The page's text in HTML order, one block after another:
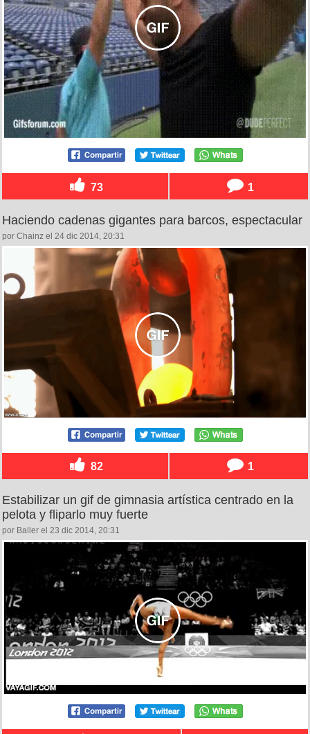
73 1
Haciendo cadenas gigantes para barcos, espectacular
por Chainz el 24 dic 2014, 20:31
82 1
Estabilizar un gif de gimnasia artística centrado en la
pelota y fliparlo muy fuerte
por Baller el 23 dic 2014, 20:31